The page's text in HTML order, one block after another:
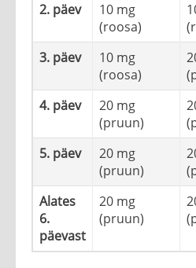
2. päev
10 mg
(roosa)
3. päev
10 mg
(roosa)
4. päev
20 mg
(pruun)
5. päev
20 mg
(pruun)
Alates
6.
päevast
20 mg
(pruun)